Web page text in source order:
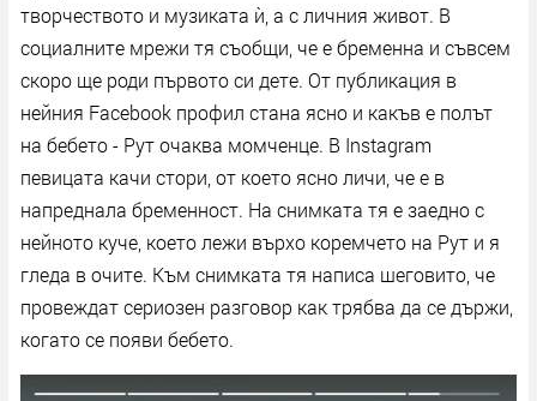
творчеството и музиката ѝ, а с личния живот. В
социалните мрежи тя съобщи, че е бременна и съвсем
скоро ще роди първото си дете. От публикация в
нейния Facebook профил стана ясно и какъв е полът
на бебето - Рут очаква момченце. В Instagram
певицата качи стори, от което ясно личи, че е в
напреднала бременност. На снимката тя е заедно с
нейното куче, което лежи върхо коремчето на Рут и я
гледа в очите. Към снимката тя написа шеговито, че
провеждат сериозен разговор как трябва да се държи,
когато се появи бебето.